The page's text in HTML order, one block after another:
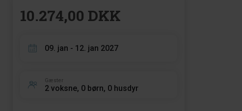
10.274,00 DKK
09. jan - 12. jan 2027
Gæster
2 voksne, 0 børn, 0 husdyr